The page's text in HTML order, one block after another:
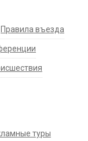
Правила въезда
туры